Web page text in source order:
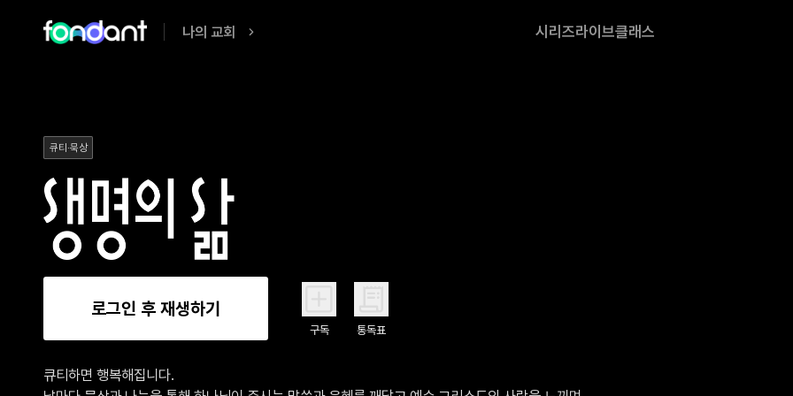
나의 교회 시리즈라이브클래스
큐티·묵상
로그인 후 재생하기
구독 통독표
큐티하면 행복해집니다.